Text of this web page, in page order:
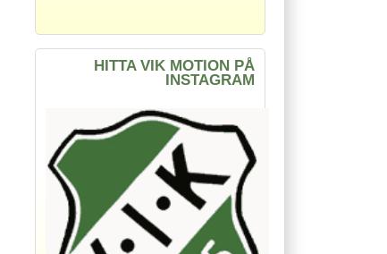
HITTA VIK MOTION PÅ
INSTAGRAM